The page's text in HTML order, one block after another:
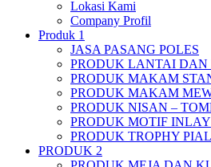
Lokasi Kami
Company Profil
Produk 1
JASA PASANG POLES
PRODUK LANTAI DAN
PRODUK MAKAM
PRODUK MAKAM
PRODUK NISAN –
PRODUK MOTIF INLAY
PRODUK TROPHY
PRODUK 2